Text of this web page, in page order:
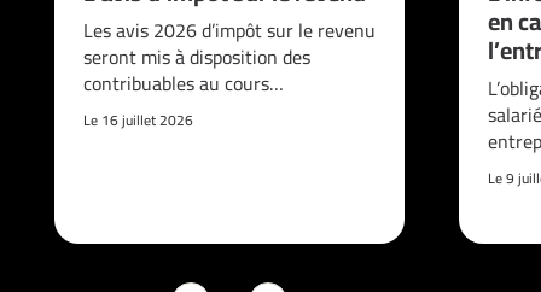
Les avis 2026 d’impôt sur le revenu
seront mis à disposition des
contribuables au cours…
Le 16 juillet 2026
en
Le 9